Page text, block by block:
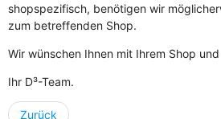
shopspezifisch, benötigen wir
zum betreffenden Shop.
Wir wünschen Ihnen mit Ihrem Shop
Ihr D³-Team.
Zurück